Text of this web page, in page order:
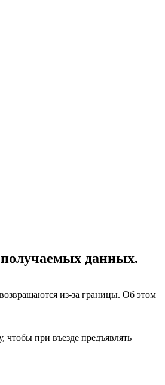
получаемых данных.
из-за границы. Об этом
при въезде предъявлять